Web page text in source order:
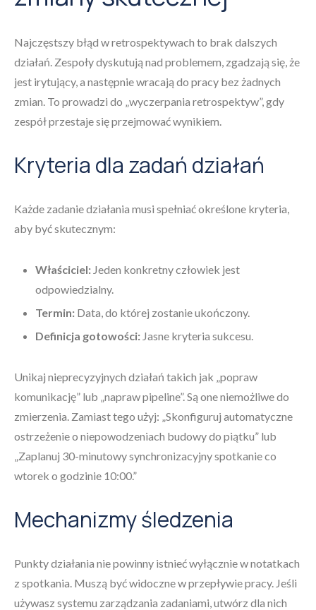
Najczęstszy błąd w retrospektywach to brak dalszych
działań. Zespoły dyskutują nad problemem, zgadzają się, że
jest irytujący, a następnie wracają do pracy bez żadnych
zmian. To prowadzi do „wyczerpania retrospektyw”, gdy
zespół przestaje się przejmować wynikiem.
Kryteria dla zadań działań
Każde zadanie działania musi spełniać określone kryteria,
aby być skutecznym:
Właściciel: Jeden konkretny człowiek jest
odpowiedzialny.
Termin: Data, do której zostanie ukończony.
Definicja gotowości: Jasne kryteria sukcesu.
Unikaj nieprecyzyjnych działań takich jak „popraw
komunikację” lub „napraw pipeline”. Są one niemożliwe do
zmierzenia. Zamiast tego użyj: „Skonfiguruj automatyczne
ostrzeżenie o niepowodzeniach budowy do piątku” lub
„Zaplanuj 30-minutowy synchronizacyjny spotkanie co
wtorek o godzinie 10:00.”
Mechanizmy śledzenia
Punkty działania nie powinny istnieć wyłącznie w notatkach
z spotkania. Muszą być widoczne w przepływie pracy. Jeśli
używasz systemu zarządzania zadaniami, utwórz dla nich